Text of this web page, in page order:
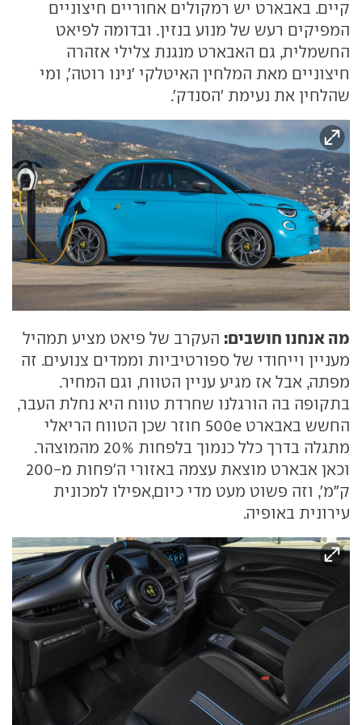
קיים. באבארט יש רמקולים אחוריים חיצוניים
המפיקים רעש של מנוע בנזין. ובדומה לפיאט
החשמלית, גם האבארט מנגנת צלילי אזהרה
חיצוניים מאת המלחין האיטלקי 'נינו רוטה', ומי
שהלחין את נעימת 'הסנדק'.
מה אנחנו חושבים: העקרב של פיאט מציע תמהיל
מעניין וייחודי של ספורטיביות וממדים צנועים. זה
מפתה, אבל אז מגיע עניין הטווח, וגם המחיר.
בתקופה בה הורגלנו שחרדת טווח היא נחלת העבר,
החשש באבארט 500e חוזר שכן הטווח הריאלי
מתגלה בדרך כלל כנמוך בלפחות 20% מהמוצהר.
וכאן אבארט מוצאת עצמה באזורי ה'פחות מ-200
ק"מ', וזה פשוט מעט מדי כיום,אפילו למכונית
עירונית באופיה.